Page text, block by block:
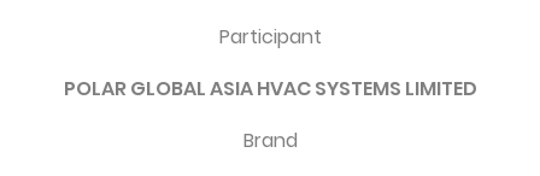
Participant
POLAR GLOBAL ASIA HVAC SYSTEMS LIMITED
Brand